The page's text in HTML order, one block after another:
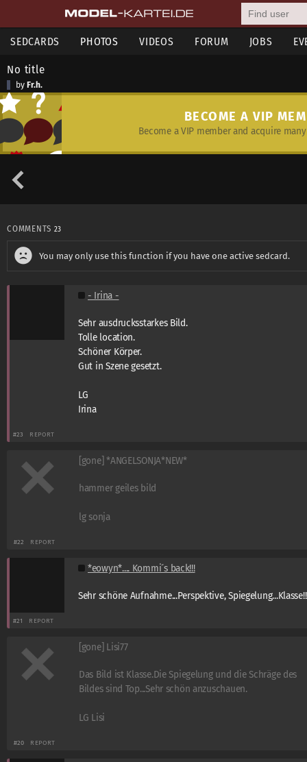
SEDCARDS PHOTOS VIDEOS FORUM JOBS
No title
by Fr.h.
BECOME A VIP
Become a VIP member and acquire
COMMENTS 23
You may only use this function if you have one active sedcard.
- Irina -
Sehr ausdrucksstarkes Bild.
Tolle location.
Schöner Körper.
Gut in Szene gesetzt.
LG
Irina
#23 REPORT
[gone] *ANGELSONJA*NEW*
hammer geiles bild
lg sonja
#22 REPORT
*eowyn*.... Kommi´s back!!!
Sehr schöne Aufnahme...Perspektive,
#21 REPORT
[gone] Lisi77
Das Bild ist Klasse.Die Spiegelung und die Schräge des
Bildes sind Top...Sehr schön anzuschauen.
LG Lisi
#20 REPORT